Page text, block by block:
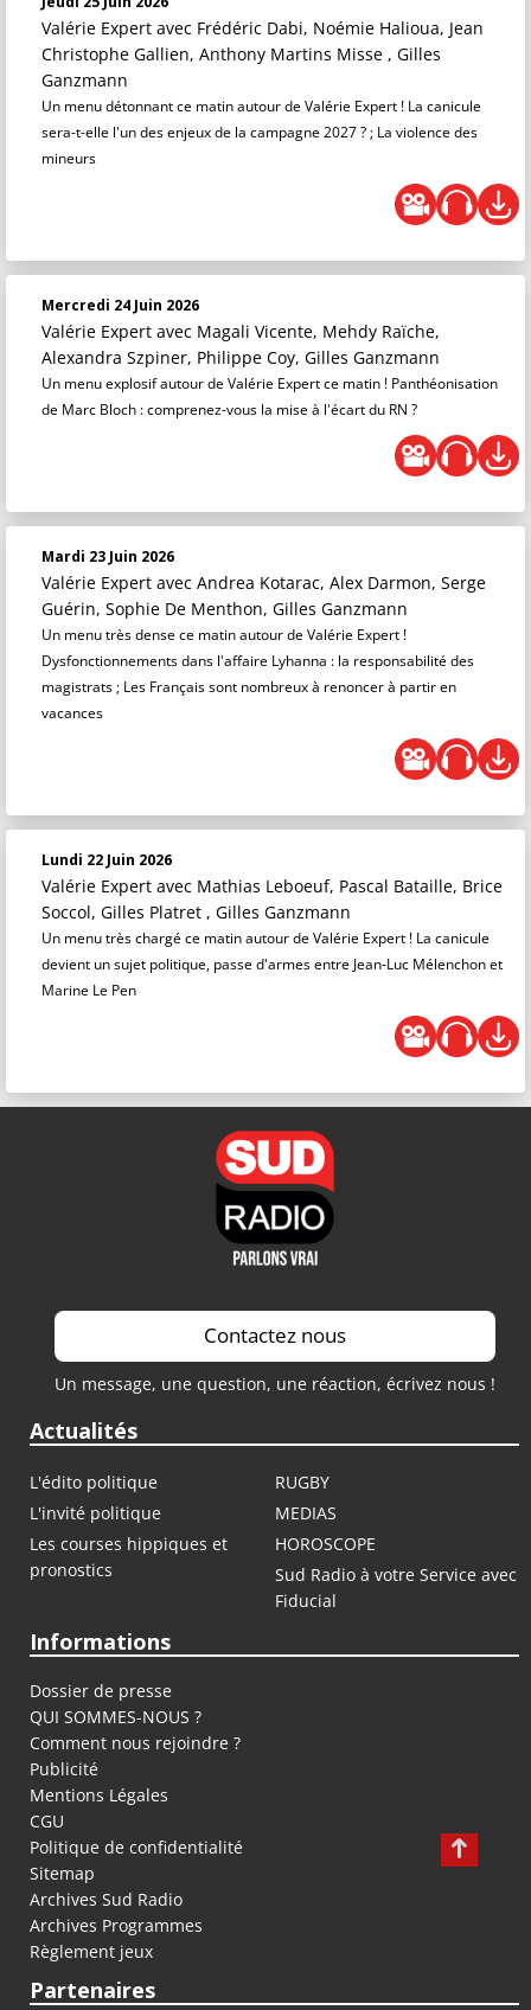
Valérie Expert avec Frédéric Dabi, Noémie Halioua, Jean
Christophe Gallien, Anthony Martins Misse , Gilles
Ganzmann
Un menu détonnant ce matin autour de Valérie Expert ! La canicule
sera-t-elle l'un des enjeux de la campagne 2027 ? ; La violence des
mineurs
Mercredi 24 Juin 2026
Valérie Expert avec Magali Vicente, Mehdy Raïche,
Alexandra Szpiner, Philippe Coy, Gilles Ganzmann
Un menu explosif autour de Valérie Expert ce matin ! Panthéonisation
de Marc Bloch : comprenez-vous la mise à l'écart du RN ?
Mardi 23 Juin 2026
Valérie Expert avec Andrea Kotarac, Alex Darmon, Serge
Guérin, Sophie De Menthon, Gilles Ganzmann
Un menu très dense ce matin autour de Valérie Expert !
Dysfonctionnements dans l'affaire Lyhanna : la responsabilité des
magistrats ; Les Français sont nombreux à renoncer à partir en
vacances
Lundi 22 Juin 2026
Valérie Expert avec Mathias Leboeuf, Pascal Bataille, Brice
Soccol, Gilles Platret , Gilles Ganzmann
Un menu très chargé ce matin autour de Valérie Expert ! La canicule
devient un sujet politique, passe d'armes entre Jean-Luc Mélenchon et
Marine Le Pen
Contactez nous
Un message, une question, une réaction, écrivez nous !
Actualités
L'édito politique
RUGBY
L'invité politique
MEDIAS
Les courses hippiques et
pronostics
HOROSCOPE
Sud Radio à votre Service avec
Fiducial
Informations
Dossier de presse
QUI SOMMES-NOUS ?
Comment nous rejoindre ?
Publicité
Mentions Légales
CGU
Politique de confidentialité
Sitemap
Archives Sud Radio
Archives Programmes
Règlement jeux
Partenaires